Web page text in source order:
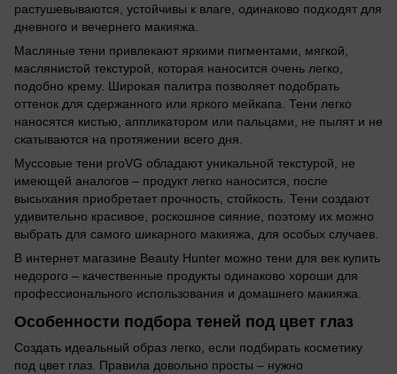
растушевываются, устойчивы к влаге, одинаково подходят для
дневного и вечернего макияжа.
Масляные тени привлекают яркими пигментами, мягкой,
маслянистой текстурой, которая наносится очень легко,
подобно крему. Широкая палитра позволяет подобрать
оттенок для сдержанного или яркого мейкапа. Тени легко
наносятся кистью, аппликатором или пальцами, не пылят и не
скатываются на протяжении всего дня.
Муссовые тени proVG обладают уникальной текстурой, не
имеющей аналогов – продукт легко наносится, после
высыхания приобретает прочность, стойкость. Тени создают
удивительно красивое, роскошное сияние, поэтому их можно
выбрать для самого шикарного макияжа, для особых случаев.
В интернет магазине Beauty Hunter можно тени для век купить
недорого – качественные продукты одинаково хороши для
профессионального использования и домашнего макияжа.
Особенности подбора теней под цвет глаз
Создать идеальный образ легко, если подбирать косметику
под цвет глаз. Правила довольно просты – нужно